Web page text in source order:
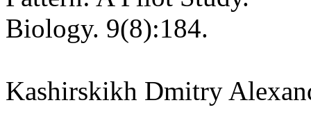
Biology. 9(8):184.
Kashirskikh Dmitry